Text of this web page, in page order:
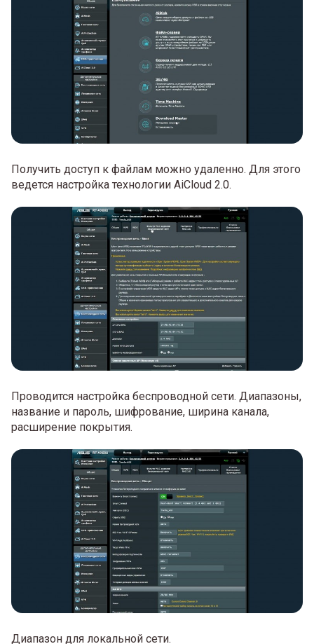
Получить доступ к файлам можно удаленно. Для этого
ведется настройка технологии AiCloud 2.0.
Проводится настройка беспроводной сети. Диапазоны,
название и пароль, шифрование, ширина канала,
расширение покрытия.
Диапазон для локальной сети.